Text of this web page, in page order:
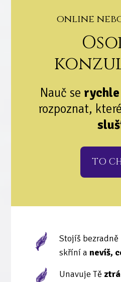
online
Nauč se
rozpoznat, které
TO
Stojíš
skříní a nevíš,
Unavuje Tě